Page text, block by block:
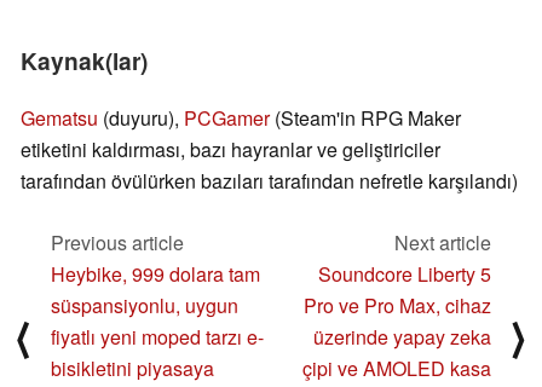
Kaynak(lar)
Gematsu (duyuru), PCGamer(Steam'in RPG Maker
etiketini kaldırması, bazı hayranlar ve geliştiriciler
tarafından övülürken bazıları tarafından nefretle karşılandı)
⟨
Previous article
Heybike, 999 dolara tam
süspansiyonlu, uygun
fiyatlı yeni moped tarzı e-
bisikletini piyasaya
Next article
Soundcore Liberty 5
Pro ve Pro Max, cihaz
üzerinde yapay zeka
çipi ve AMOLED kasa
⟩